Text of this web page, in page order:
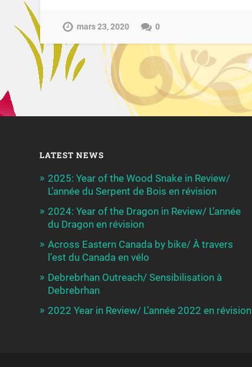
mars 23, 2020 0
LATEST NEWS
2025: Year of the Wood Snake in Review/
L’année du Serpent de Bois en révision
2024: Year of the Dragon in Review/ L’année
du Dragon en révision
Across Eastern Canada by bike/ À travers
l’est du Canada en vélo
Debrebrhan Outreach/ Sensibilisation à
Debrebrhan
2022 Year in Review/ L’année 2022 en révision